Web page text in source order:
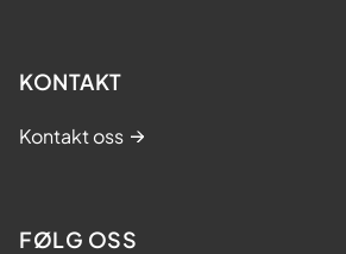
KONTAKT
Kontakt oss
FØLG OSS